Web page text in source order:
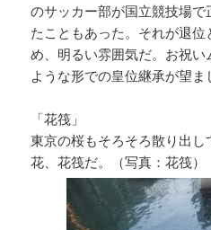
のサッカー部が国立競技場
たこともあった。それが退
め、明るい雰囲気だ。お祝
ような形での皇位継承が望ま
「花筏」
東京の桜もそろそろ散り出
花、花筏だ。（写真：花筏）